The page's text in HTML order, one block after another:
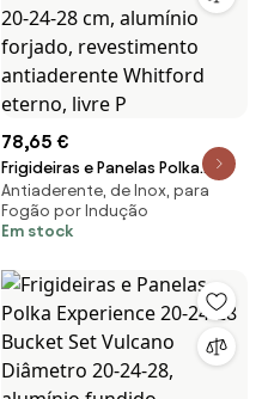
78,65 €
Frigideiras e Panelas Polka
Fantasy 20-24-28 Bucket
Golden Diâmetro 20-24-28 cm,
alumínio forjado, revestimento
livre P
Antiaderente, de Inox, para
Fogão por Indução
Em stock